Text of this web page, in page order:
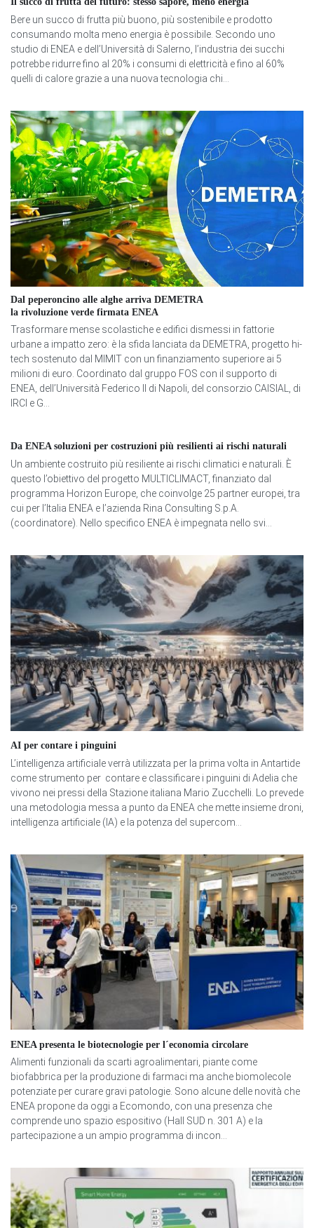
Bere un succo di frutta più buono, più sostenibile e prodotto
consumando molta meno energia è possibile. Secondo uno
studio di ENEA e dell’Università di Salerno, l’industria dei succhi
potrebbe ridurre fino al 20% i consumi di elettricità e fino al 60%
quelli di calore grazie a una nuova tecnologia chi...
Dal peperoncino alle alghe arriva DEMETRA
la rivoluzione verde firmata ENEA
Trasformare mense scolastiche e edifici dismessi in fattorie
urbane a impatto zero: è la sfida lanciata da DEMETRA, progetto hi-
tech sostenuto dal MIMIT con un finanziamento superiore ai 5
milioni di euro. Coordinato dal gruppo FOS con il supporto di
ENEA, dell’Università Federico II di Napoli, del consorzio CAISIAL, di
IRCI e G...
Da ENEA soluzioni per costruzioni più resilienti ai rischi naturali
Un ambiente costruito più resiliente ai rischi climatici e naturali. È
questo l’obiettivo del progetto MULTICLIMACT, finanziato dal
programma Horizon Europe, che coinvolge 25 partner europei, tra
cui per l’Italia ENEA e l’azienda Rina Consulting S.p.A.
(coordinatore). Nello specifico ENEA è impegnata nello svi...
AI per contare i pinguini
L’intelligenza artificiale verrà utilizzata per la prima volta in Antartide
come strumento per contare e classificare i pinguini di Adelia che
vivono nei pressi della Stazione italiana Mario Zucchelli. Lo prevede
una metodologia messa a punto da ENEA che mette insieme droni,
intelligenza artificiale (IA) e la potenza del supercom...
ENEA presenta le biotecnologie per l´economia circolare
Alimenti funzionali da scarti agroalimentari, piante come
biofabbrica per la produzione di farmaci ma anche biomolecole
potenziate per curare gravi patologie. Sono alcune delle novità che
ENEA propone da oggi a Ecomondo, con una presenza che
comprende uno spazio espositivo (Hall SUD n. 301 A) e la
partecipazione a un ampio programma di incon...